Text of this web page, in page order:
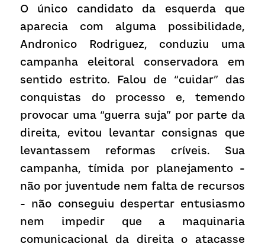
O único candidato da esquerda que
aparecia com alguma possibilidade,
Andronico Rodriguez, conduziu uma
campanha eleitoral conservadora em
sentido estrito. Falou de “cuidar” das
conquistas do processo e, temendo
provocar uma “guerra suja” por parte da
direita, evitou levantar consignas que
levantassem reformas críveis. Sua
campanha, tímida por planejamento -
não por juventude nem falta de recursos
- não conseguiu despertar entusiasmo
nem impedir que a maquinaria
comunicacional da direita o atacasse